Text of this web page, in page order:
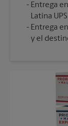
Entrega
Latina
Entrega
y el